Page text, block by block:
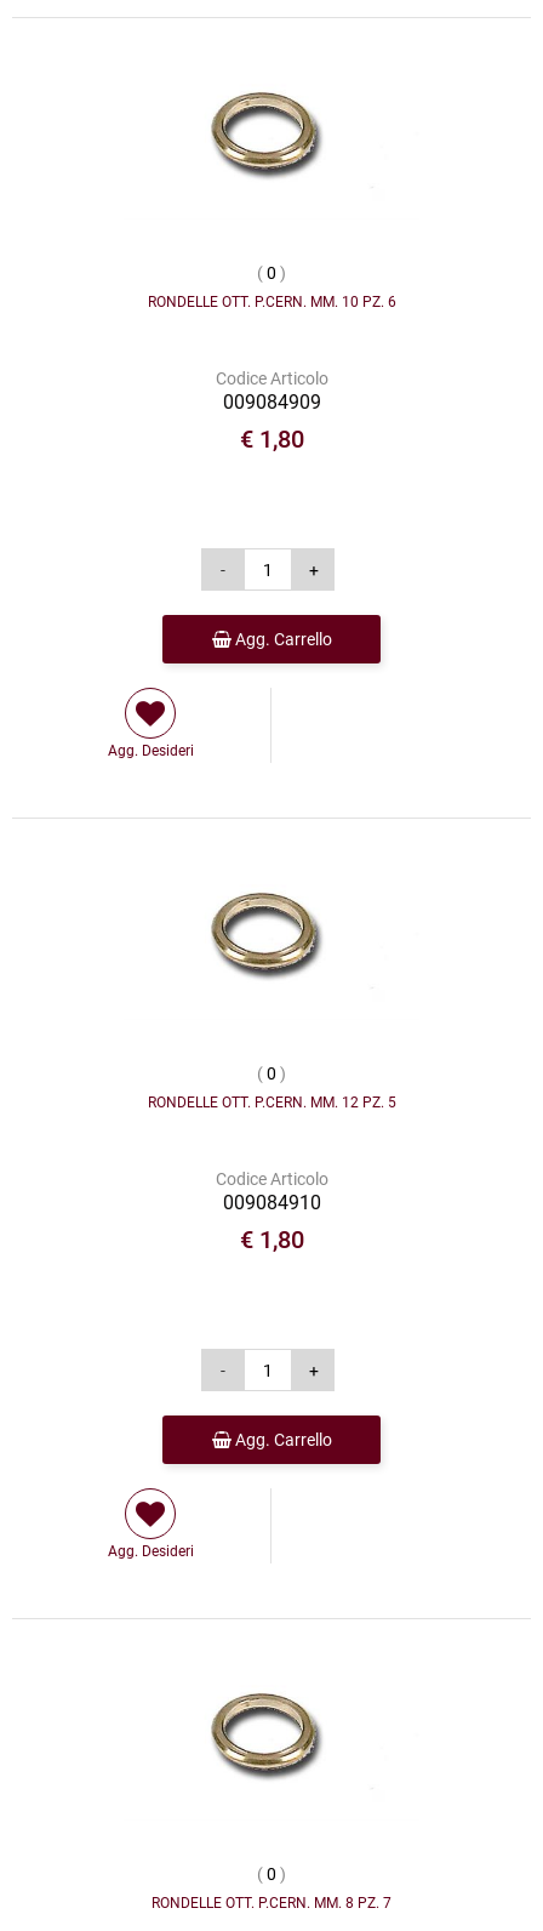
(0 )
RONDELLE OTT. P.CERN. MM. 10 PZ. 6
Codice Articolo
009084909
€ 1,80
Agg. Carrello
Agg. Desideri
(0 )
RONDELLE OTT. P.CERN. MM. 12 PZ. 5
Codice Articolo
009084910
€ 1,80
Agg. Carrello
Agg. Desideri
(0 )
RONDELLE OTT. P.CERN. MM. 8 PZ. 7